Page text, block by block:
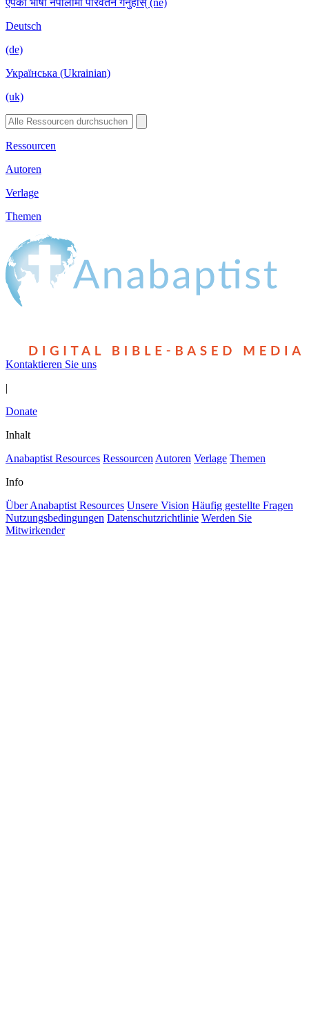
एपको भाषा नेपालीमा परिवर्तन गर्नुहोस् (ne)
Deutsch
(de)
Українська (Ukrainian)
(uk)
Ressourcen
Autoren
Verlage
Themen
Kontaktieren Sie uns
|
Donate
Inhalt
Anabaptist Resources Ressourcen Autoren Verlage Themen
Info
Über Anabaptist Resources Unsere Vision Häufig gestellte Fragen
Nutzungsbedingungen Datenschutzrichtlinie Werden Sie
Mitwirkender